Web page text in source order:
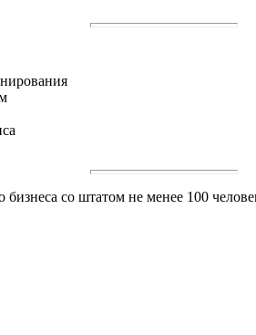
бизнеса со штатом не менее 100